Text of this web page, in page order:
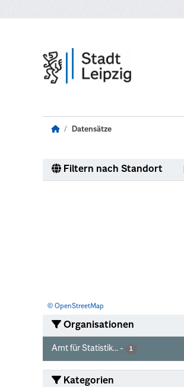
Datensätze
Filtern nach Standort
© OpenStreetMap
Organisationen
Amt für Statistik... - 1
Kategorien